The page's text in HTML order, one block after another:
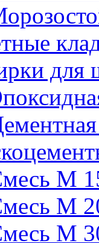
для
М
М
М